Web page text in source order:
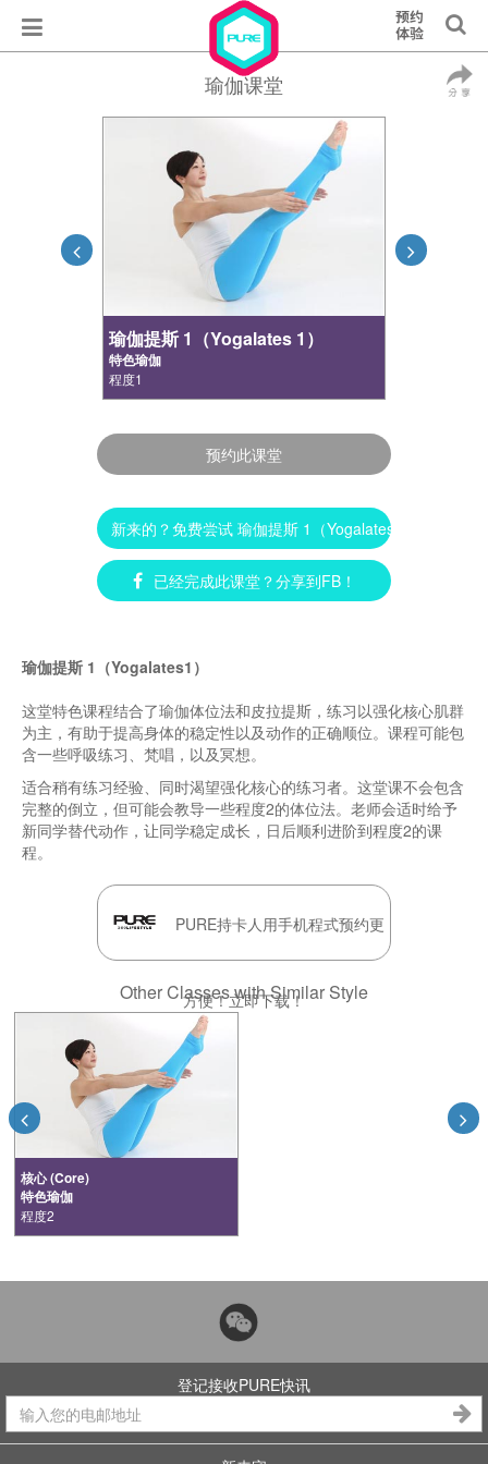
瑜伽课堂
瑜伽提斯 1（Yogalates 1）
特色瑜伽
程度1
预约此课堂
新来的？免费尝试 瑜伽提斯 1（Yogalates 1） ►
已经完成此课堂？分享到FB！
瑜伽提斯 1（Yogalates1）
这堂特色课程结合了瑜伽体位法和皮拉提斯，练习以强化核心肌群
为主，有助于提高身体的稳定性以及动作的正确顺位。课程可能包
含一些呼吸练习、梵唱，以及冥想。
适合稍有练习经验、同时渴望强化核心的练习者。这堂课不会包含
完整的倒立，但可能会教导一些程度2的体位法。老师会适时给予
新同学替代动作，让同学稳定成长，日后顺利进阶到程度2的课
程。
PURE持卡人用手机程式预约更
方便！立即下载！
Other Classes with Similar Style
核心 (Core)
特色瑜伽
程度2
登记接收PURE快讯